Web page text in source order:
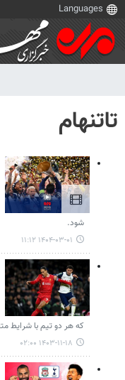
تاتنهام
شود.
۱۴۰۴-۰۳-۰۱ ۱۱:۱۲
که هر دو تیم با شرایط
۱۴۰۳-۱۱-۱۸ ۰۲:۰۰